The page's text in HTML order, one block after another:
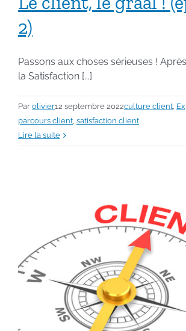
2)
Passons aux choses sérieuses !
la Satisfaction [...]
Par olivier12 septembre 2022culture client,
parcours client, satisfaction client
Lire la suite